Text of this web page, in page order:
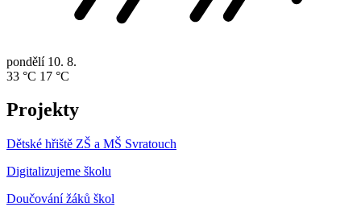
pondělí 10. 8.
33 °C 17 °C
Projekty
Dětské hřiště ZŠ a MŠ Svratouch
Digitalizujeme školu
Doučování žáků škol